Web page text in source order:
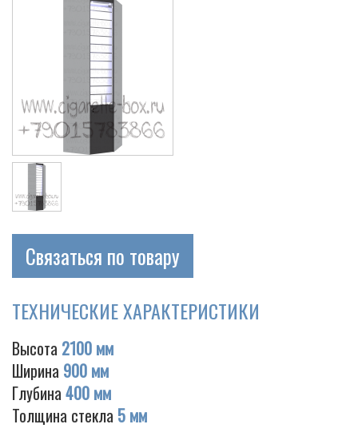
Связаться по товару
ТЕХНИЧЕСКИЕ ХАРАКТЕРИСТИКИ
Высота 2100 мм
Ширина 900 мм
Глубина 400 мм
Толщина стекла 5 мм